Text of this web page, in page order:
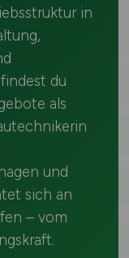
in
du
als
und
sich an
– vom